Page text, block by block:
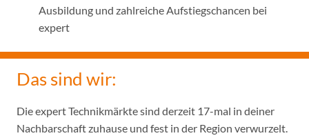
Ausbildung und zahlreiche Aufstiegschancen bei
expert
Das sind wir:
Die expert Technikmärkte sind derzeit 17-mal in deiner
Nachbarschaft zuhause und fest in der Region verwurzelt.